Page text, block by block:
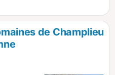
gravirez
de
Jaux
votre
de Champlieu